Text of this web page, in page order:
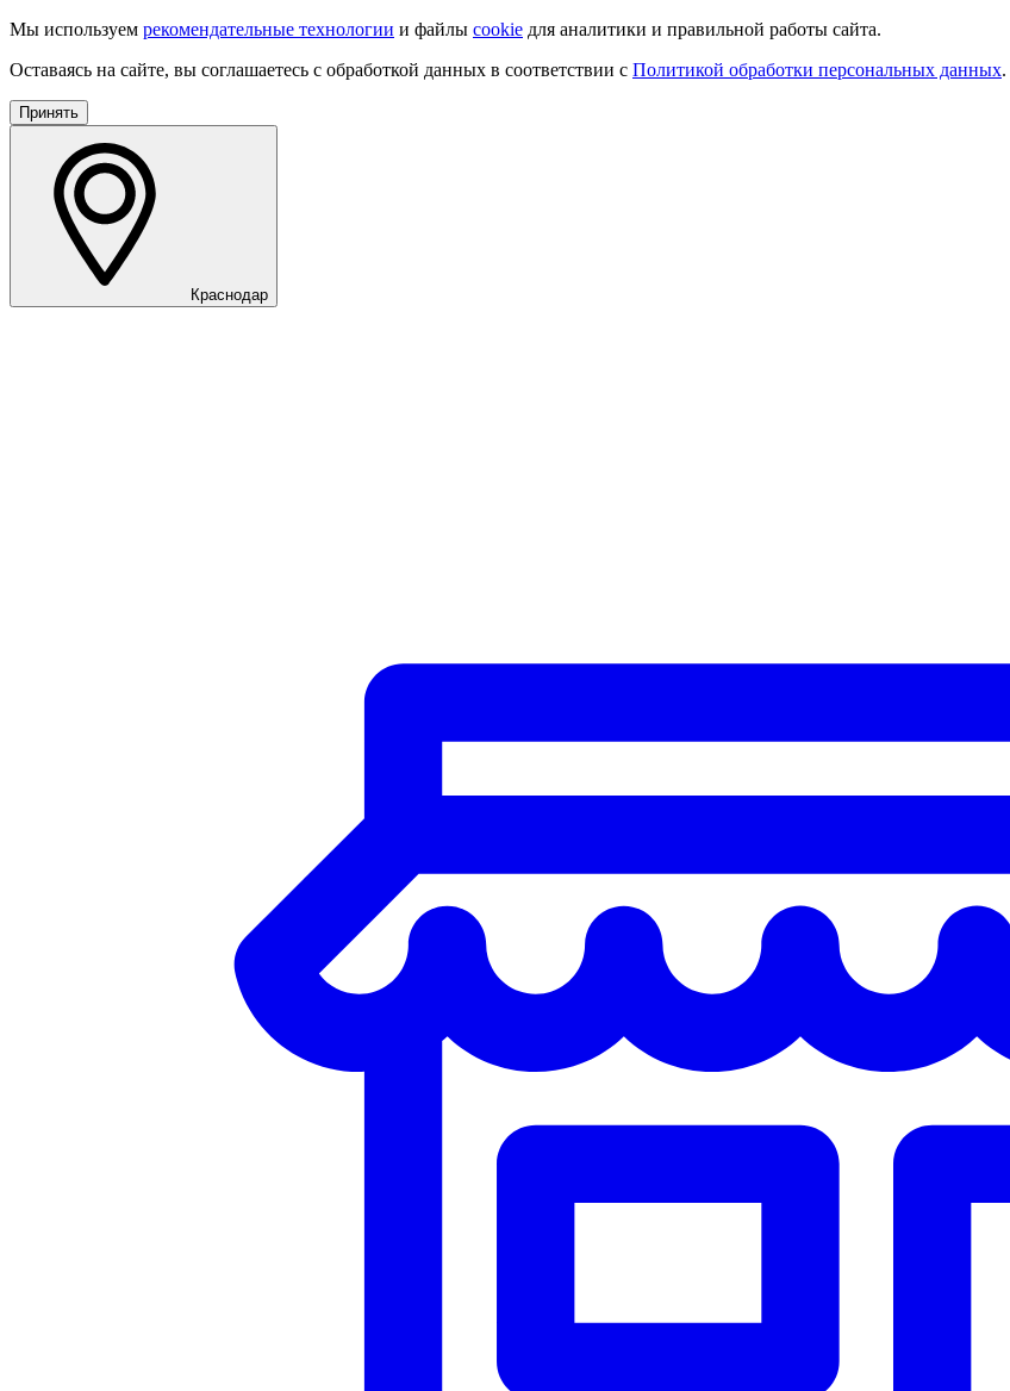
Мы используем рекомендательные технологии и файлы cookie для аналитики и правильной работы сайта.
Оставаясь на сайте, вы соглашаетесь с обработкой данных в соответствии с Политикой обработки персональных данных.
Принять
Краснодар